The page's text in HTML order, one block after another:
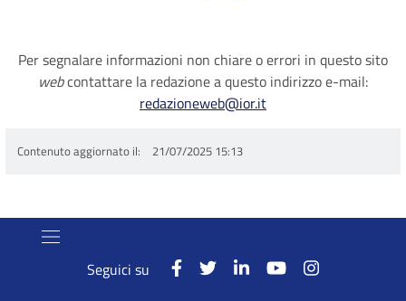
Per segnalare informazioni non chiare o errori in questo sito
webcontattare la redazione a questo indirizzo e-mail:
redazioneweb@ior.it
Contenuto aggiornato il 21/07/2025 15:13
Seguici su